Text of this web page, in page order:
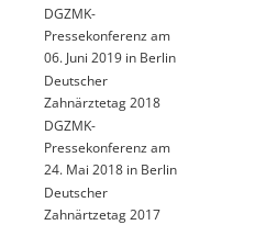
DGZMK-
Pressekonferenz am
06. Juni 2019 in Berlin
Deutscher
Zahnärztetag 2018
DGZMK-
Pressekonferenz am
24. Mai 2018 in Berlin
Deutscher
Zahnärtzetag 2017